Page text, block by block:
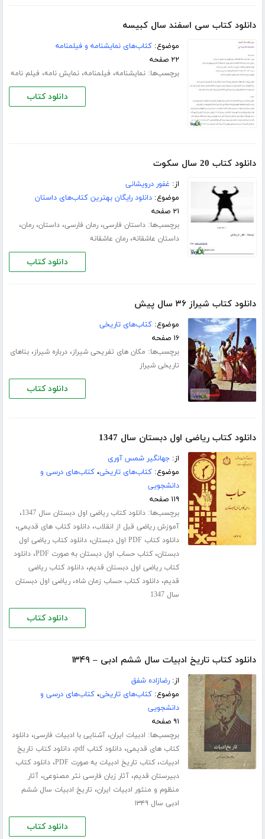
دانلود کتاب سی اسفند سال کبیسه
موضوع:کتاب‌های نمایشنامه و فیلمنامه
۲۲ صفحه
برچسب‌ها:نمایشنامه، فیلمنامه،نمایش نامه، فیلم نامه
دانلود کتاب
دانلود کتاب 20 سال سکوت
از: غفور درویشانی
موضوع:دانلود رایگان بهترین کتاب‌های داستان
۲۱ صفحه
برچسب‌ها:داستان فارسی،رمان فارسی،داستان،رمان،
داستان عاشقانه،رمان عاشقانه
دانلود کتاب
دانلود کتاب شیراز ۳۶ سال پیش
موضوع:کتاب‌های تاریخی
۱۶ صفحه
برچسب‌ها: مکان های تفریحی شیراز،درباره شیراز،بناهای
تاریخی شیراز
دانلود کتاب
دانلود کتاب ریاضی اول دبستان سال 1347
از:جهانگیر شمس آوری
موضوع:کتاب‌های تاریخی،کتاب‌های درسی و
دانشجویی
۱۱۹ صفحه
برچسب‌ها:دانلود کتاب ریاضی اول دبستان سال 1347 ،
آموزش ریاضی قبل از انقلاب،دانلود کتاب های قدیمی،
دانلود کتاب PDF اول دبستان ،دانلود کتاب ریاضی اول
دبستان،کتاب حساب اول دبستان به صورت PDF ،دانلود
کتاب ریاضی اول دبستان قدیم،دانلود کتاب ریاضی
قدیم،دانلود کتاب حساب زمان شاه،ریاضی اول دبستان
سال 1347
دانلود کتاب
دانلود کتاب تاریخ ادبیات سال ششم ادبی – ۱۳۴۹
از:رضازاده شفق
موضوع:کتاب‌های تاریخی،کتاب‌های درسی و
دانشجویی
۹۱ صفحه
برچسب‌ها: ادبیات ایران،آشنایی با ادبیات فارسی،دانلود
کتاب های قدیمی،دانلود کتاب pdf ،دانلود کتاب تاریخ
ادبیات،کتاب تاریخ ادبیات به صورت PDF ،دانلود کتاب
دبیرستان قدیم،آثار زبان فارسی نثر مصنوعی،آثار
منظوم و منثور ادبیات ایران، تاریخ ادبیات سال ششم
ادبی سال ۱۳۴۹
دانلود کتاب